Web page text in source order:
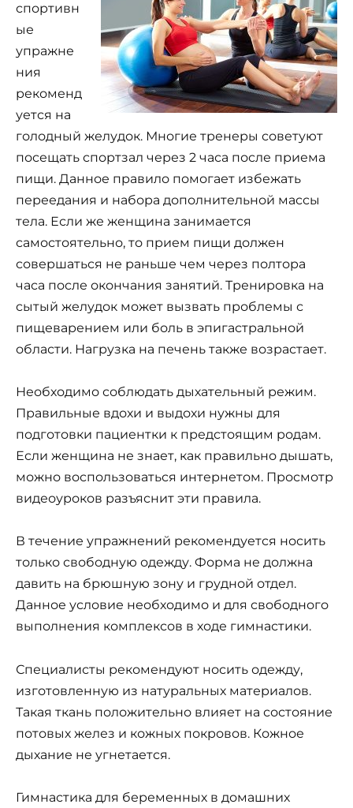
спортивн
ые
упражне
ния
рекоменд
уется на
голодный желудок. Многие тренеры советуют
посещать спортзал через 2 часа после приема
пищи. Данное правило помогает избежать
переедания и набора дополнительной массы
тела. Если же женщина занимается
самостоятельно, то прием пищи должен
совершаться не раньше чем через полтора
часа после окончания занятий. Тренировка на
сытый желудок может вызвать проблемы с
пищеварением или боль в эпигастральной
области. Нагрузка на печень также возрастает.
Необходимо соблюдать дыхательный режим.
Правильные вдохи и выдохи нужны для
подготовки пациентки к предстоящим родам.
Если женщина не знает, как правильно дышать,
можно воспользоваться интернетом. Просмотр
видеоуроков разъяснит эти правила.
В течение упражнений рекомендуется носить
только свободную одежду. Форма не должна
давить на брюшную зону и грудной отдел.
Данное условие необходимо и для свободного
выполнения комплексов в ходе гимнастики.
Специалисты рекомендуют носить одежду,
изготовленную из натуральных материалов.
Такая ткань положительно влияет на состояние
потовых желез и кожных покровов. Кожное
дыхание не угнетается.
Гимнастика для беременных в домашних